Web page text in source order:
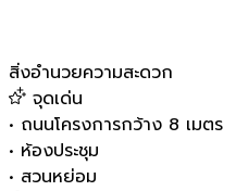
สิ่งอำนวยความสะดวก
จุดเด่น
• ถนนโครงการกว้าง 8 เมตร
• ห้องประชุม
• สวนหย่อม